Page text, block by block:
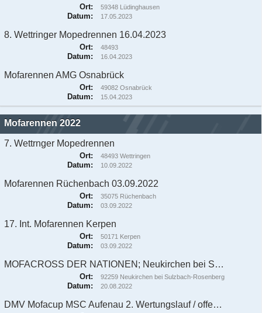
59348 Lüdinghausen
Ort:
17.05.2023
Datum:
8. Wettringer Mopedrennen 16.04.2023
48493
Ort:
16.04.2023
Datum:
Mofarennen AMG Osnabrück
49082 Osnabrück
Ort:
15.04.2023
Datum:
Mofarennen 2022
7. Wettrnger Mopedrennen
48493 Wettringen
Ort:
10.09.2022
Datum:
Mofarennen Rüchenbach 03.09.2022
35075 Rüchenbach
Ort:
03.09.2022
Datum:
17. Int. Mofarennen Kerpen
50171 Kerpen
Ort:
03.09.2022
Datum:
MOFACROSS DER NATIONEN; Neukirchen bei Sulzbach-Rosenberg
92259 Neukirchen bei Sulzbach-Rosenberg
Ort:
20.08.2022
Datum:
DMV Mofacup MSC Aufenau 2. Wertungslauf / offenes Pitbike Rennen